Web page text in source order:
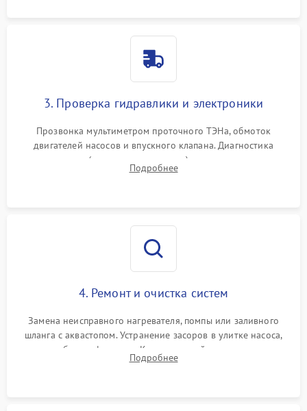
3. Проверка гидравлики и электроники
Прозвонка мультиметром проточного ТЭНа, обмоток
двигателей насосов и впускного клапана. Диагностика
прессостата (датчика уровня воды), датчика мутности,
концевика дверцы и электронного модуля управления.
Подробнее
4. Ремонт и очистка систем
Замена неисправного нагревателя, помпы или заливного
шланга с аквастопом. Устранение засоров в улитке насоса,
патрубках и фильтрах. Компонентный ремонт платы
управления, восстановление поврежденной проводки.
Подробнее